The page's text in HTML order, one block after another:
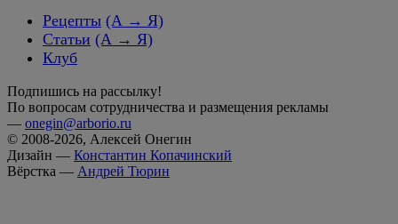
Рецепты (А → Я)
Статьи (А → Я)
Клуб
Подпишись на рассылку!
По вопросам сотрудничества и размещения рекламы
— onegin@arborio.ru
© 2008-2026, Алексей Онегин
Дизайн — Константин Копачинский
Вёрстка — Андрей Тюрин